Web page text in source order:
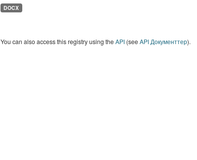
DOCX
You can also access this registry using theAPI(seeAPI Документтер).